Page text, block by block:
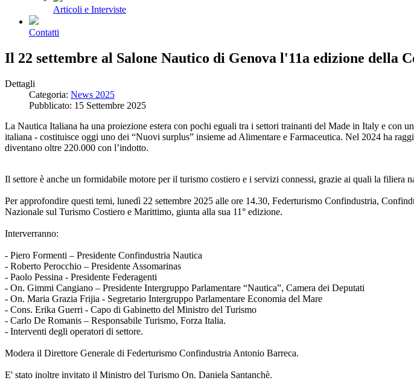
Articoli e Interviste
Contatti
Il 22 settembre al Salone Nautico di Genova l'11a edizione della
Dettagli
Categoria: News 2025
Pubblicato: 15 Settembre 2025
La Nautica Italiana ha una proiezione estera con pochi eguali tra i settori trainanti del Made in Italy e con
italiana - costituisce oggi uno dei “Nuovi surplus” insieme ad Alimentare e Farmaceutica. Nel 2024 ha
diventano oltre 220.000 con l’indotto.
Il settore è anche un formidabile motore per il turismo costiero e i servizi connessi, grazie ai quali la filiera
Per approfondire questi temi, lunedì 22 settembre 2025 alle ore 14.30, Federturismo Confindustria,
Nazionale sul Turismo Costiero e Marittimo, giunta alla sua 11° edizione.
Interverranno:
- Piero Formenti – Presidente Confindustria Nautica
- Roberto Perocchio – Presidente Assomarinas
- Paolo Pessina - Presidente Federagenti
- On. Gimmi Cangiano – Presidente Intergruppo Parlamentare “Nautica”, Camera dei Deputati
- On. Maria Grazia Frijia - Segretario Intergruppo Parlamentare Economia del Mare
- Cons. Erika Guerri - Capo di Gabinetto del Ministro del Turismo
- Carlo De Romanis – Responsabile Turismo, Forza Italia.
- Interventi degli operatori di settore.
Modera il Direttore Generale di Federturismo Confindustria Antonio Barreca.
E' stato inoltre invitato il Ministro del Turismo On. Daniela Santanchè.